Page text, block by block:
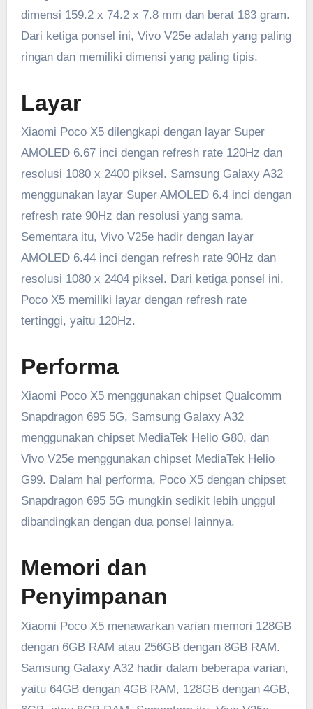
dimensi 159.2 x 74.2 x 7.8 mm dan berat 183 gram.
Dari ketiga ponsel ini, Vivo V25e adalah yang paling
ringan dan memiliki dimensi yang paling tipis.
Layar
Xiaomi Poco X5 dilengkapi dengan layar Super
AMOLED 6.67 inci dengan refresh rate 120Hz dan
resolusi 1080 x 2400 piksel. Samsung Galaxy A32
menggunakan layar Super AMOLED 6.4 inci dengan
refresh rate 90Hz dan resolusi yang sama.
Sementara itu, Vivo V25e hadir dengan layar
AMOLED 6.44 inci dengan refresh rate 90Hz dan
resolusi 1080 x 2404 piksel. Dari ketiga ponsel ini,
Poco X5 memiliki layar dengan refresh rate
tertinggi, yaitu 120Hz.
Performa
Xiaomi Poco X5 menggunakan chipset Qualcomm
Snapdragon 695 5G, Samsung Galaxy A32
menggunakan chipset MediaTek Helio G80, dan
Vivo V25e menggunakan chipset MediaTek Helio
G99. Dalam hal performa, Poco X5 dengan chipset
Snapdragon 695 5G mungkin sedikit lebih unggul
dibandingkan dengan dua ponsel lainnya.
Memori dan
Penyimpanan
Xiaomi Poco X5 menawarkan varian memori 128GB
dengan 6GB RAM atau 256GB dengan 8GB RAM.
Samsung Galaxy A32 hadir dalam beberapa varian,
yaitu 64GB dengan 4GB RAM, 128GB dengan 4GB,